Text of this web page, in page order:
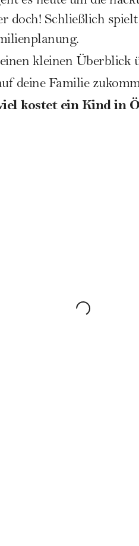
doch! Schließlich
kleinen Überblick
deine Familie
kostet ein Kind in